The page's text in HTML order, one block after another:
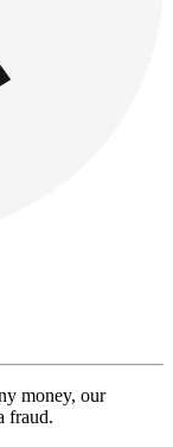
money, our
fraud.